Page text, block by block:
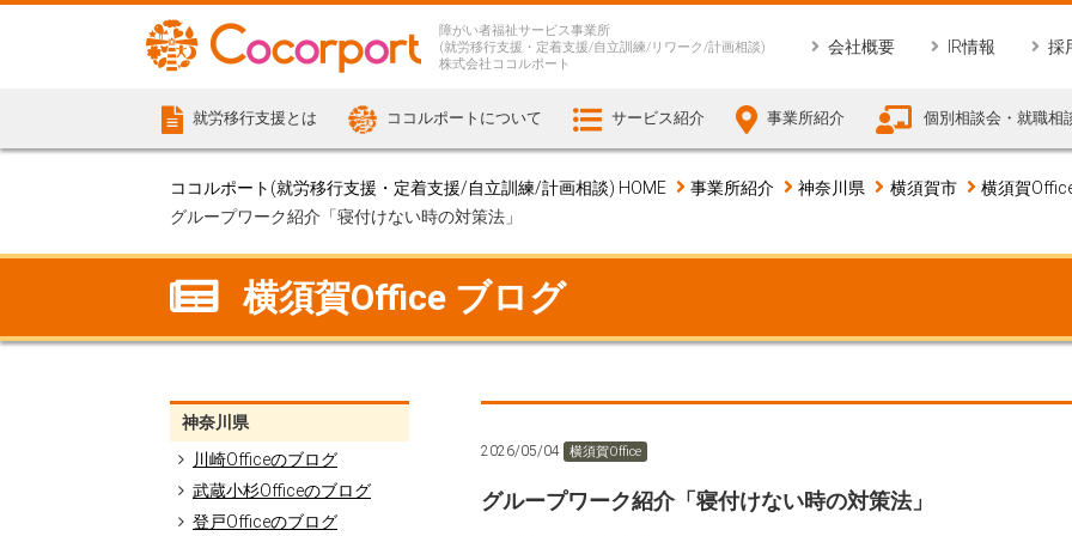
障がい者福祉サービス事業所
(就労移行支援・定着支援/自立訓練/リワーク/計画相談)
株式会社ココルポート
会社概要 IR情報 採
就労移行支援とは ココルポートについて サービス紹介 事業所紹介 個別相談会・就職相
ココルポート(就労移行支援・定着支援/自立訓練/計画相談) HOME 事業所紹介 神奈川県 横須賀市 横須賀
グループワーク紹介「寝付けない時の対策法」
横須賀Office ブログ
神奈川県
川崎Officeのブログ
武蔵小杉Officeのブログ
登戸Officeのブログ
2026/05/04 横須賀Office
グループワーク紹介「寝付けない時の対策法」